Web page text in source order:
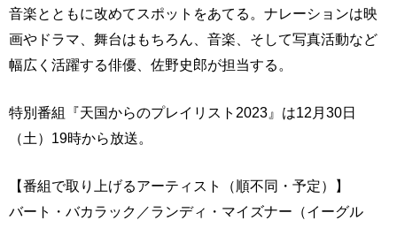
音楽とともに改めてスポットをあてる。ナレーションは映
画やドラマ、舞台はもちろん、音楽、そして写真活動など
幅広く活躍する俳優、佐野史郎が担当する。
特別番組『天国からのプレイリスト2023』は12月30日
（土）19時から放送。
【番組で取り上げるアーティスト（順不同・予定）】
バート・バカラック／ランディ・マイズナー（イーグル